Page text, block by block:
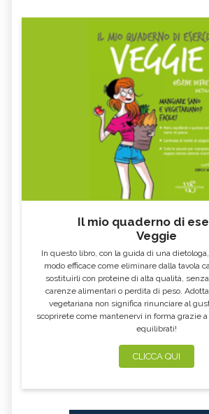
Il mio quaderno di
Veggie
In questo libro, con la guida di una
modo efficace come eliminare dalla tavola
sostituirli con proteine di alta qualità,
carenze alimentari o perdita di peso.
vegetariana non significa rinunciare al
scoprirete come mantenervi in forma grazie
equilibrati!
CLICCA QUI